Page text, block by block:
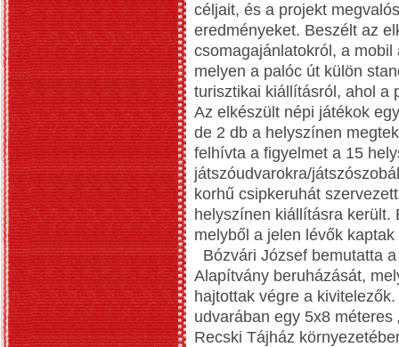
céljait, és a projekt
eredményeket. Beszélt az
csomagajánlatokról, a
melyen a palóc út külön
turisztikai kiállításról, ahol a
Az elkészült népi játékok
de 2 db a helyszínen
felhívta a figyelmet a 15
játszóudvarokra/
korhű csipkeruhát
helyszínen kiállításra került.
melyből a jelen lévők
Bózvári József bemutatta
Alapítvány beruházását,
hajtottak végre a
udvarában egy 5x8 méteres
Recski Tájház